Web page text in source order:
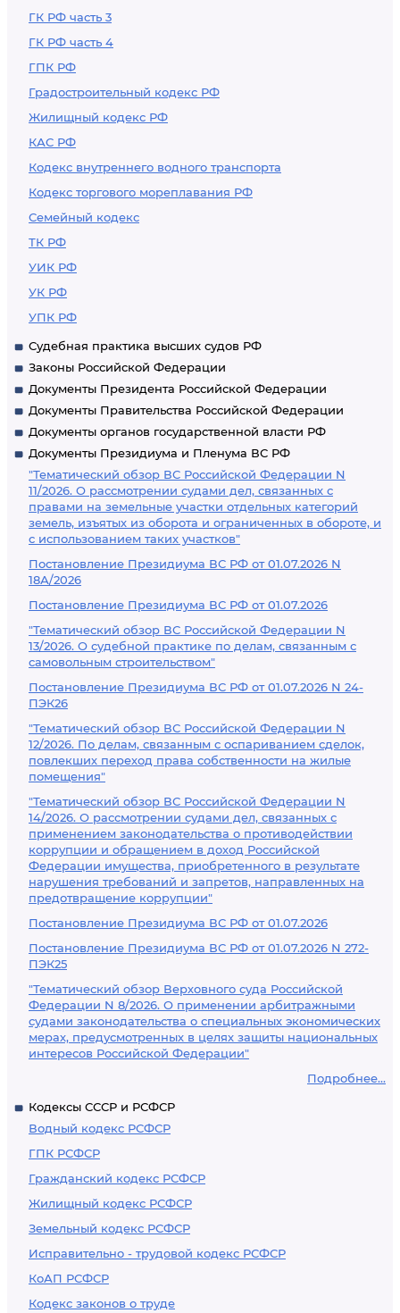
ГК РФ часть 3
ГК РФ часть 4
ГПК РФ
Градостроительный кодекс РФ
Жилищный кодекс РФ
КАС РФ
Кодекс внутреннего водного транспорта
Кодекс торгового мореплавания РФ
Семейный кодекс
ТК РФ
УИК РФ
УК РФ
УПК РФ
Судебная практика высших судов РФ
Законы Российской Федерации
Документы Президента Российской Федерации
Документы Правительства Российской Федерации
Документы органов государственной власти РФ
Документы Президиума и Пленума ВС РФ
"Тематический обзор ВС Российской Федерации N
11/2026. О рассмотрении судами дел, связанных с
правами на земельные участки отдельных категорий
земель, изъятых из оборота и ограниченных в обороте, и
с использованием таких участков"
Постановление Президиума ВС РФ от 01.07.2026 N
18А/2026
Постановление Президиума ВС РФ от 01.07.2026
"Тематический обзор ВС Российской Федерации N
13/2026. О судебной практике по делам, связанным с
самовольным строительством"
Постановление Президиума ВС РФ от 01.07.2026 N 24-
ПЭК26
"Тематический обзор ВС Российской Федерации N
12/2026. По делам, связанным с оспариванием сделок,
повлекших переход права собственности на жилые
помещения"
"Тематический обзор ВС Российской Федерации N
14/2026. О рассмотрении судами дел, связанных с
применением законодательства о противодействии
коррупции и обращением в доход Российской
Федерации имущества, приобретенного в результате
нарушения требований и запретов, направленных на
предотвращение коррупции"
Постановление Президиума ВС РФ от 01.07.2026
Постановление Президиума ВС РФ от 01.07.2026 N 272-
ПЭК25
"Тематический обзор Верховного суда Российской
Федерации N 8/2026. О применении арбитражными
судами законодательства о специальных экономических
мерах, предусмотренных в целях защиты национальных
интересов Российской Федерации"
Подробнее...
Кодексы СССР и РСФСР
Водный кодекс РСФСР
ГПК РСФСР
Гражданский кодекс РСФСР
Жилищный кодекс РСФСР
Земельный кодекс РСФСР
Исправительно - трудовой кодекс РСФСР
КоАП РСФСР
Кодекс законов о труде